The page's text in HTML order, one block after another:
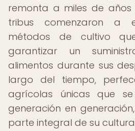
remonta a miles de
tribus comenzaron a
métodos de cultivo
garantizar un
alimentos durante sus
largo del tiempo,
agrícolas únicas que
generación en
parte integral de su